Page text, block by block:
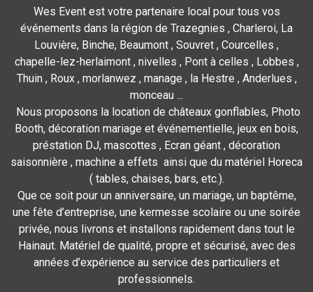
Wes Event est votre partenaire local pour tous vos
événements dans la région de Trazegnies , Charleroi, La
Louvière, Binche, Beaumont , Souvret , Courcelles ,
chapelle-lez-herlaimont , nivelles , Pont à celles , Lobbes ,
Thuin , Roux , morlanwez , manage , la Hestre , Anderlues ,
monceau ...
Nous proposons la location de châteaux gonflables, Photo
Booth, décoration mariage et événementielle, jeux en bois,
préstation DJ, mascottes , Ecran géant , décoration
saisonnière , machine a effets ainsi que du matériel Horeca
( tables, chaises, bars, etc.).
Que ce soit pour un anniversaire, un mariage, un baptême,
une fête d’entreprise, une kermesse scolaire ou une soirée
privée, nous livrons et installons rapidement dans tout le
Hainaut. Matériel de qualité, propre et sécurisé, avec des
années d’expérience au service des particuliers et
professionnels.